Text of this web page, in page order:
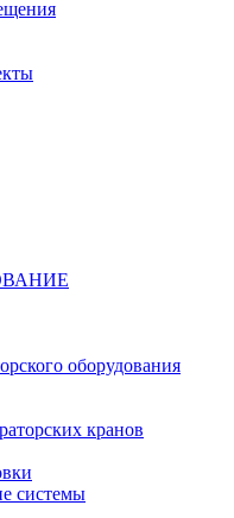
оборудования
кранов
системы